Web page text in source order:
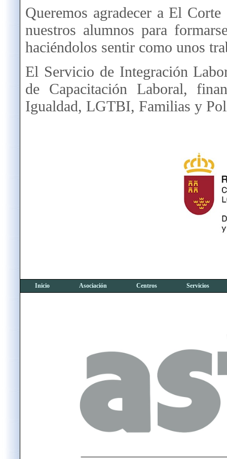
Queremos agradecer a El
nuestros alumnos para
haciéndolos sentir como unos
El Servicio de Integración
de Capacitación Laboral,
Igualdad, LGTBI, Familias y
Inicio Asociación Centros Servicios